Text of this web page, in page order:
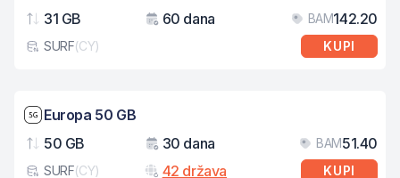
Podaci
31 GB
Važenje
60 dana BAM142.20
Tip eSIM kartice
SURF(CY) KUPI
Brzina mreže: 5G
Europa 50 GB
Podaci
50 GB
Važenje
30 dana BAM51.40
SURF(CY) 42 država KUPI